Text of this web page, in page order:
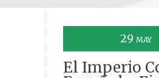
29 MAY
El Imperio